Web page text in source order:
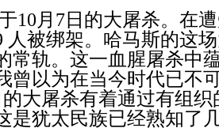
10月7日的大屠杀。在
人被绑架。哈马斯的这
常轨。这一血腥屠杀中
曾以为在当今时代已不
大屠杀有着通过有组
是犹太民族已经熟知了